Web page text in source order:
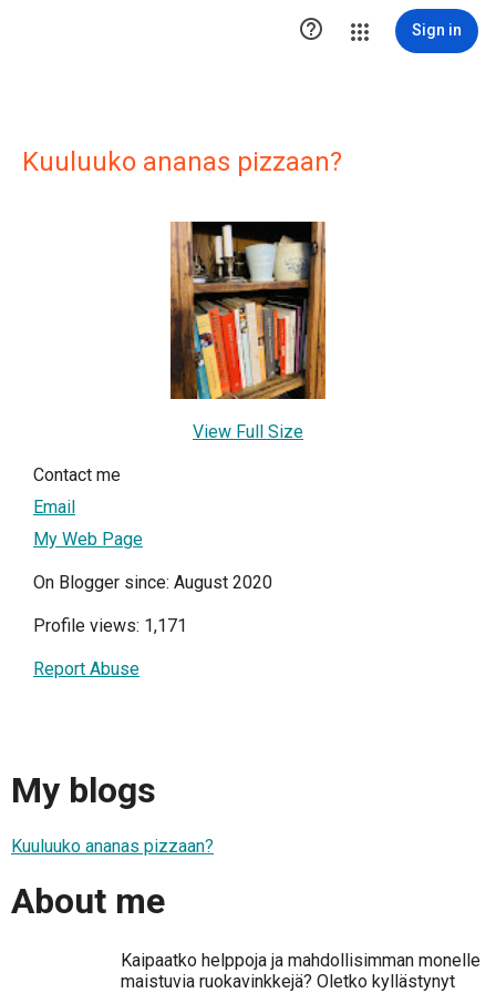
 Sign in
Kuuluuko ananas pizzaan?
View Full Size
Contact me
Email
My Web Page
On Blogger since: August 2020
Profile views: 1,171
Report Abuse
My blogs
Kuuluuko ananas pizzaan?
About me
Kaipaatko helppoja ja mahdollisimman monelle
maistuvia ruokavinkkejä? Oletko kyllästynyt